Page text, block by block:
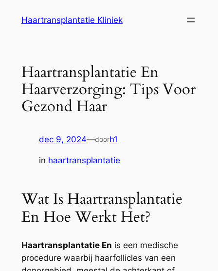
Haartransplantatie Kliniek
Haartransplantatie En
Haarverzorging: Tips Voor
Gezond Haar
dec 9, 2024—doorh1
in haartransplantatie
Wat Is Haartransplantatie
En Hoe Werkt Het?
Haartransplantatie En is een medische
procedure waarbij haarfollicles van een